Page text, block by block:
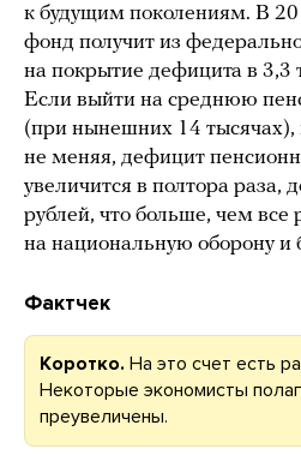
к будущим поколениям. В
фонд получит из
на покрытие дефицита в 3,3
Если выйти на среднюю
(при нынешних 14 тысячах),
не меняя, дефицит
увеличится в полтора раза,
рублей, что больше, чем все
на национальную оборону и
Фактчек
Коротко. На это счет есть
Некоторые экономисты
преувеличены.